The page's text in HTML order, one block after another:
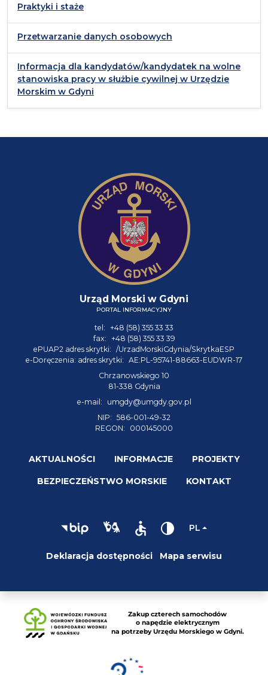
Praktyki i staże
Przetwarzanie danych osobowych
Informacja dla kandydatów/kandydatek na wolne
stanowiska pracy w służbie cywilnej w Urzędzie
Morskim w Gdyni
Urząd Morski w Gdyni
PORTAL INFORMACYJNY
tel: +48 (58) 355 33 33
fax: +48 (58) 355 33 39
ePUAP2 adres skrytki: /UrzadMorskiGdynia/SkrytkaESP
e-Doręczenia: adres skrytki: AE:PL-95741-88663-EUDWR-17
Chrzanowskiego 10
81-338 Gdynia
e-mail:
umgdy@umgdy.gov.pl
NIP: 586-001-49-32
REGON:
000145000
AKTUALNOŚCI INFORMACJE PROJEKTY
BEZPIECZEŃSTWO MORSKIE KONTAKT
PL
Deklaracja dostępności Mapa serwisu